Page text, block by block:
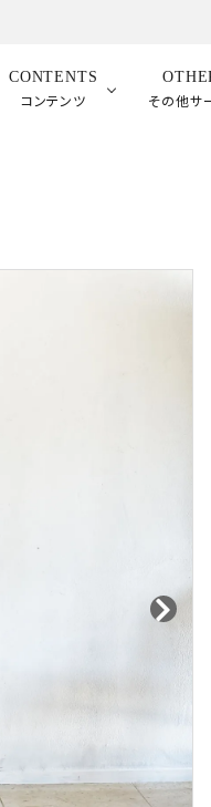
CONTENTS
コンテンツ その他サ